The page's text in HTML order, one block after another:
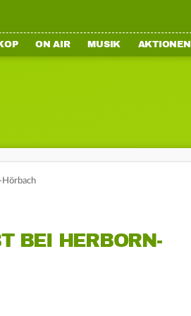
ON AIR MUSIK AKTIONEN
BEI HERBORN-